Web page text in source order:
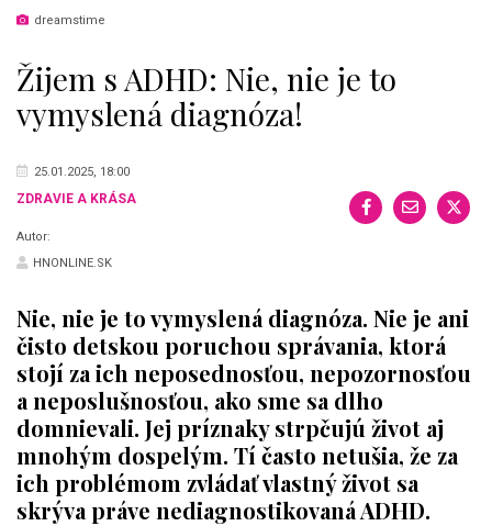
dreamstime
Žijem s ADHD: Nie, nie je to
vymyslená diagnóza!
25.01.2025, 18:00
ZDRAVIE A KRÁSA
Autor:
HNONLINE.SK
Nie, nie je to vymyslená diagnóza. Nie je ani
čisto detskou poruchou správania, ktorá
stojí za ich neposednosťou, nepozornosťou
a neposlušnosťou, ako sme sa dlho
domnievali. Jej príznaky strpčujú život aj
mnohým dospelým. Tí často netušia, že za
ich problémom zvládať vlastný život sa
skrýva práve nediagnostikovaná ADHD.